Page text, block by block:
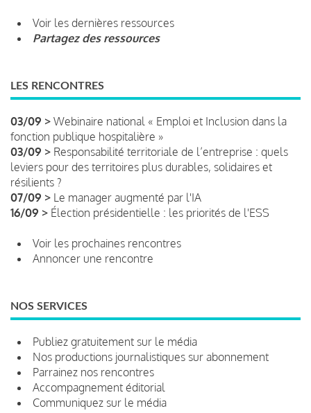
Voir les dernières ressources
Partagez des ressources
LES RENCONTRES
03/09 > Webinaire national « Emploi et Inclusion dans la
fonction publique hospitalière »
03/09 > Responsabilité territoriale de l’entreprise : quels
leviers pour des territoires plus durables, solidaires et
résilients ?
07/09 > Le manager augmenté par l'IA
16/09 > Élection présidentielle : les priorités de l'ESS
Voir les prochaines rencontres
Annoncer une rencontre
NOS SERVICES
Publiez gratuitement sur le média
Nos productions journalistiques sur abonnement
Parrainez nos rencontres
Accompagnement éditorial
Communiquez sur le média